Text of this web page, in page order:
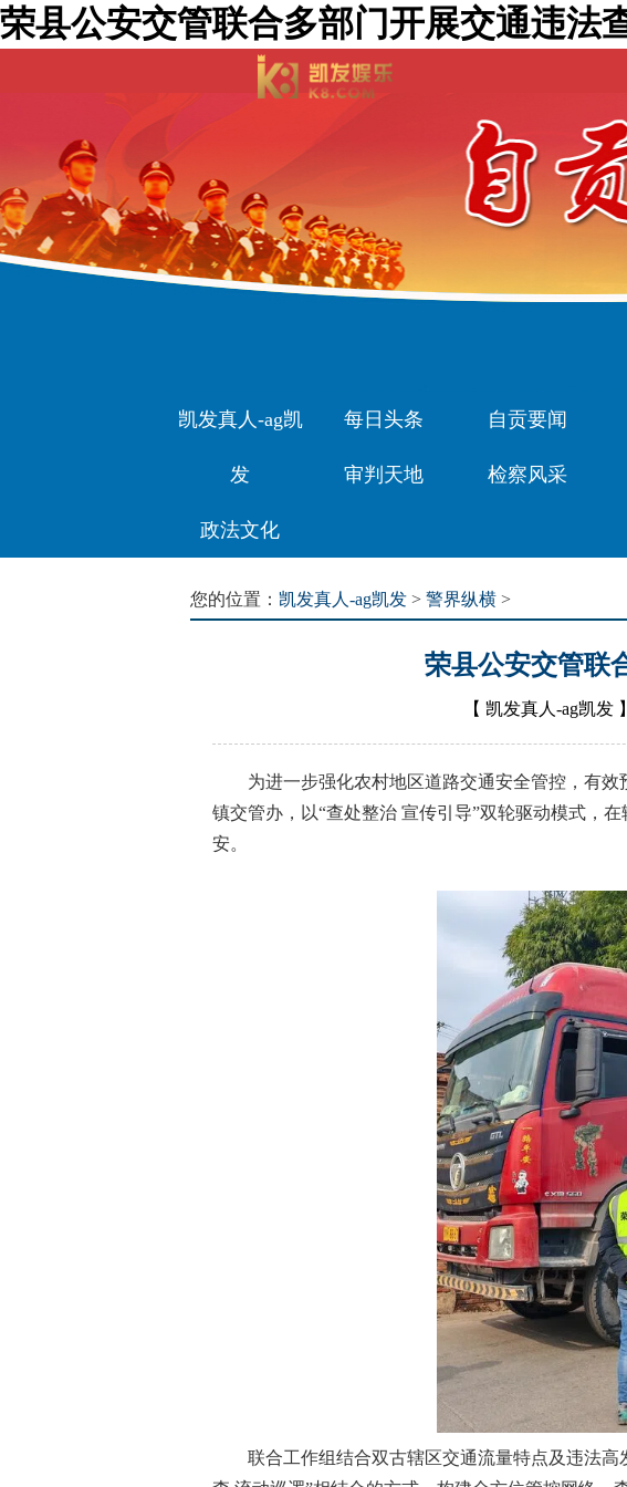
荣县公安交管联合多部门开展交通违法
凯发真人-ag凯
发
每日头条 自贡要闻
审判天地 检察风采
政法文化
您的位置： 凯发真人-ag凯发 > 警界纵横 >
荣县公安交管联
【 凯发真人-ag凯发
为进一步强化农村地区道路交通安全管控，有效
镇交管办，以“查处整治 宣传引导”双轮驱动模式，
安。
联合工作组结合双古辖区交通流量特点及违法高